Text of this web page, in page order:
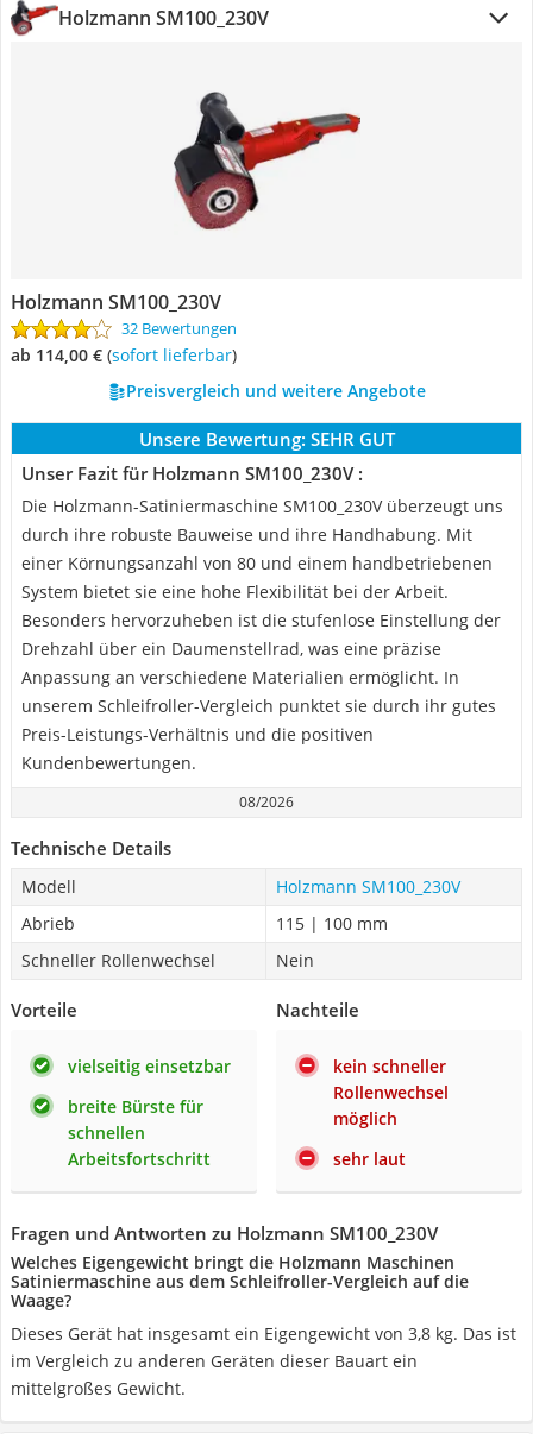
Holzmann SM100_230V
Holzmann SM100_230V
32 Bewertungen
ab 114,00 € ( Sofort lieferbar)
Preisvergleich und weitere Angebote
Unsere Bewertung: SEHR GUT
Unser Fazit für Holzmann SM100_230V :
Die Holzmann-Satiniermaschine SM100_230V überzeugt uns
durch ihre robuste Bauweise und ihre Handhabung. Mit
einer Körnungsanzahl von 80 und einem handbetriebenen
System bietet sie eine hohe Flexibilität bei der Arbeit.
Besonders hervorzuheben ist die stufenlose Einstellung der
Drehzahl über ein Daumenstellrad, was eine präzise
Anpassung an verschiedene Materialien ermöglicht. In
unserem Schleifroller-Vergleich punktet sie durch ihr gutes
Preis-Leistungs-Verhältnis und die positiven
Kundenbewertungen.
08/2026
Technische Details
Modell
Holzmann SM100_230V
Abrieb
115 | 100 mm
Schneller Rollenwechsel
Nein
Vorteile
vielseitig einsetzbar
breite Bürste für
schnellen
Arbeitsfortschritt
Nachteile
kein schneller
Rollenwechsel
möglich
sehr laut
Fragen und Antworten zu Holzmann SM100_230V
Welches Eigengewicht bringt die Holzmann Maschinen
Satiniermaschine aus dem Schleifroller-Vergleich auf die
Waage?
Dieses Gerät hat insgesamt ein Eigengewicht von 3,8 kg. Das ist
im Vergleich zu anderen Geräten dieser Bauart ein
mittelgroßes Gewicht.